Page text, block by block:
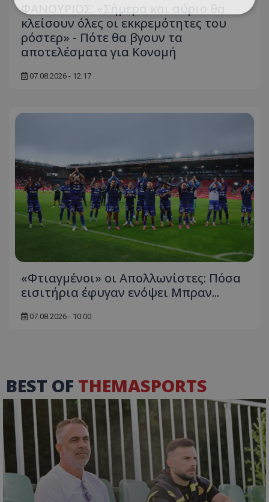
ΦΑΝΟΥΡΙΟΣ: «Σήμερα και αύριο θα
κλείσουν όλες οι εκκρεμότητες του
ρόστερ» - Πότε θα βγουν τα
αποτελέσματα για Κονομή
07.08.2026 - 12:17
«Φτιαγμένοι» οι Απολλωνίστες: Πόσα
εισιτήρια έφυγαν ενόψει Μπραν...
07.08.2026 - 10:00
BEST OF THEMASPORTS